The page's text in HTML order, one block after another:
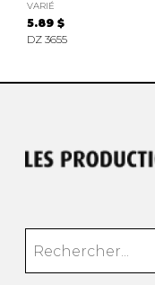
VARIÉ
5.89 $
DZ 3655